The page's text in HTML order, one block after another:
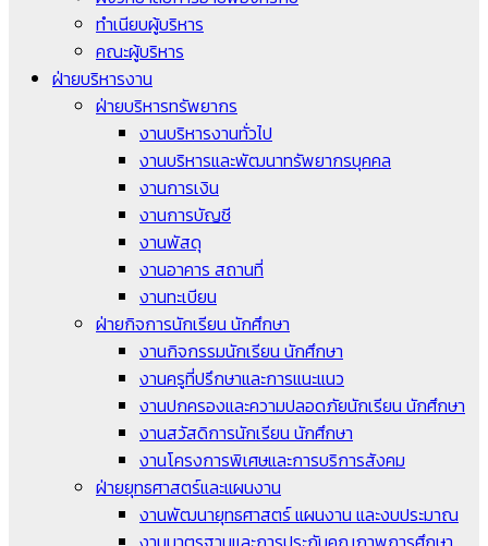
ทำเนียบผู้บริหาร
คณะผู้บริหาร
ฝ่ายบริหารงาน
ฝ่ายบริหารทรัพยากร
งานบริหารงานทั่วไป
งานบริหารและพัฒนาทรัพยากรบุคคล
งานการเงิน
งานการบัญชี
งานพัสดุ
งานอาคาร สถานที่
งานทะเบียน
ฝ่ายกิจการนักเรียน นักศึกษา
งานกิจกรรมนักเรียน นักศึกษา
งานครูที่ปรึกษาและการแนะแนว
งานปกครองและความปลอดภัยนักเรียน นักศึกษา
งานสวัสดิการนักเรียน นักศึกษา
งานโครงการพิเศษและการบริการสังคม
ฝ่ายยุทธศาสตร์และแผนงาน
งานพัฒนายุทธศาสตร์ แผนงาน และงบประมาณ